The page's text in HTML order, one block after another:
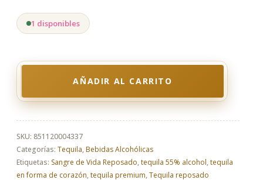
1 disponibles
Sangre
Vida
Reposado
cantidad
AÑADIR AL CARRITO
SKU: 851120004337
Categorías: Tequila, Bebidas Alcohólicas
Etiquetas: Sangre de Vida Reposado,tequila 55% alcohol,tequila
en forma de corazón,tequila premium,Tequila reposado